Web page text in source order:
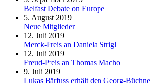
Belfast Debate on Europe
5. August 2019
Neue Mitglieder
12. Juli 2019
Merck-Preis an Daniela Strigl
12. Juli 2019
Freud-Preis an Thomas Macho
9. Juli 2019
Lukas Bärfuss erhält den Georg-